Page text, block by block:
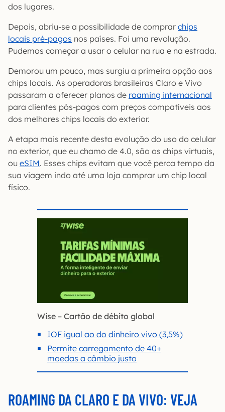
dos lugares.
Depois, abriu-se a possibilidade de comprar chips
locais pré-pagos nos países. Foi uma revolução.
Pudemos começar a usar o celular na rua e na estrada.
Demorou um pouco, mas surgiu a primeira opção aos
chips locais. As operadoras brasileiras Claro e Vivo
passaram a oferecer planos de roaming internacional
para clientes pós-pagos com preços compatíveis aos
dos melhores chips locais do exterior.
A etapa mais recente desta evolução do uso do celular
no exterior, que eu chamo de 4.0, são os chips virtuais,
ou eSIM. Esses chips evitam que você perca tempo da
sua viagem indo até uma loja comprar um chip local
físico.
Wise – Cartão de débito global
IOF igual ao do dinheiro vivo (3,5%)
Permite carregamento de 40+
moedas a câmbio justo
ROAMING DA CLARO E DA VIVO: VEJA